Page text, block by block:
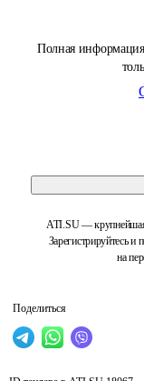
Полная
ATI.SU — крупнейшая
Зарегистрируйтесь и
на
Поделиться